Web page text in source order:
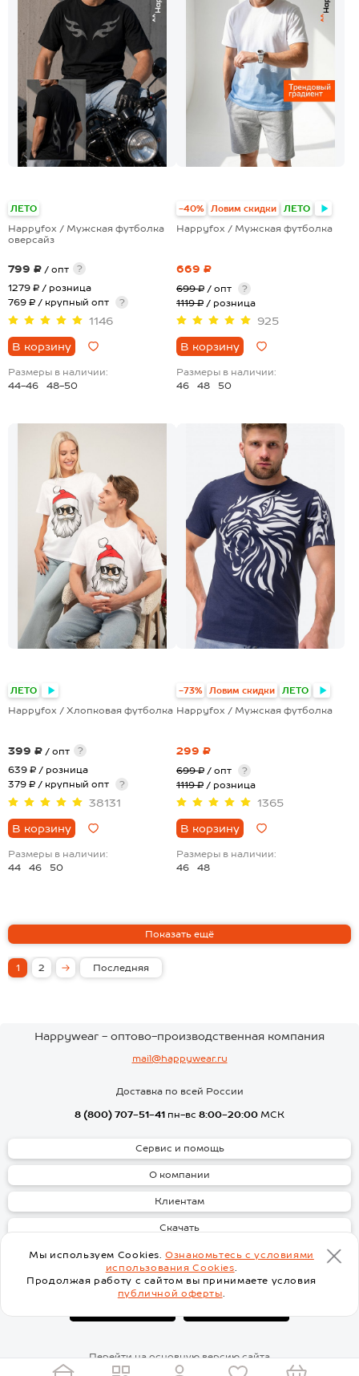
ЛЕТО
Happyfox / Мужская футболка
оверсайз
799 ₽ / опт
?
1279 ₽ / розница
769 ₽ / крупный опт
?
1146
В корзину
Размеры в наличии:
44-46
48-50
-40% Ловим скидки ЛЕТО
Happyfox / Мужская футболка
669 ₽
699 ₽ / опт
?
1119 ₽ / розница
925
В корзину
Размеры в наличии:
46
48 50
ЛЕТО
Happyfox / Хлопковая футболка
399 ₽ / опт
?
639 ₽ / розница
379 ₽ / крупный опт
?
38131
В корзину
Размеры в наличии:
44
46 50
-73% Ловим скидки ЛЕТО
Happyfox / Мужская футболка
299 ₽
699 ₽ / опт
?
1119 ₽ / розница
1365
В корзину
Размеры в наличии:
46
48
1 2 Последняя
Мы используем Cookies.Ознакомьтесь с условиями
использования Cookies.
Продолжая работу с сайтом вы принимаете условия
публичной оферты.
Happywear - оптово-производственная компания
mail@happywear.ru
Доставка по всей России
8 (800) 707-51-41 пн-вс 8:00-20:00 МСК
Сервис и помощь
О компании
Клиентам
Скачать
Перейти на основную версию сайта